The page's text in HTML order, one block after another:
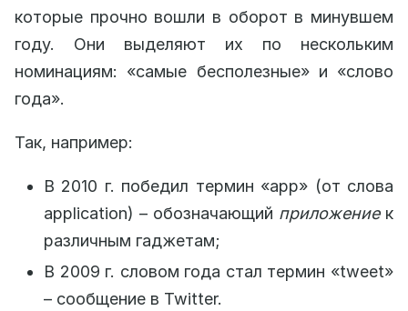
которые прочно вошли в оборот в минувшем
году. Они выделяют их по нескольким
номинациям: «самые бесполезные» и «слово
года».
Так, например:
В 2010 г. победил термин «арр» (от слова
application) – обозначающий приложениек
различным гаджетам;
В 2009 г. словом года стал термин «tweet»
– сообщение в Twitter.